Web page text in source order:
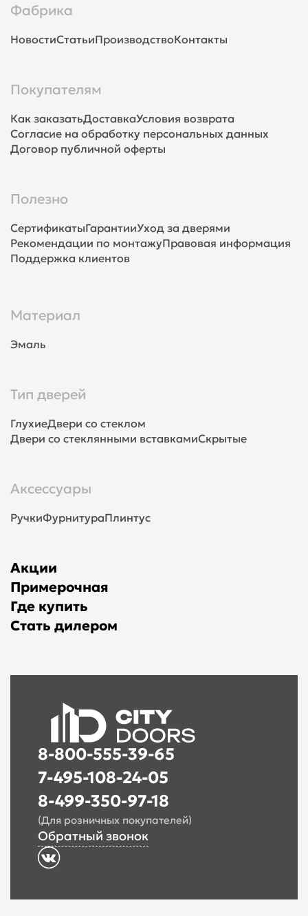
Фабрика
НовостиСтатьиПроизводствоКонтакты
Покупателям
Как заказатьДоставкаУсловия возврата
Согласие на обработку персональных данных
Договор публичной оферты
Полезно
СертификатыГарантииУход за дверями
Рекомендации по монтажуПравовая информация
Поддержка клиентов
Материал
Эмаль
Тип дверей
ГлухиеДвери со стеклом
Двери со стеклянными вставкамиСкрытые
Аксессуары
РучкиФурнитураПлинтус
Акции
Примерочная
Где купить
Стать дилером
8-800-555-39-65
7-495-108-24-05
8-499-350-97-18
(Для розничных покупателей)
Обратный звонок